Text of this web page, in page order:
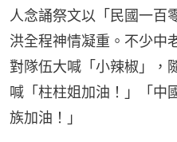
人念誦祭文以「民國一百
洪全程神情凝重。不少中
對隊伍大喊「小辣椒」，
喊「柱柱姐加油！」「中
族加油！」